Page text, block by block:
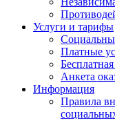
Услуги и тарифы
Платные
Анкета
Информация
Правила